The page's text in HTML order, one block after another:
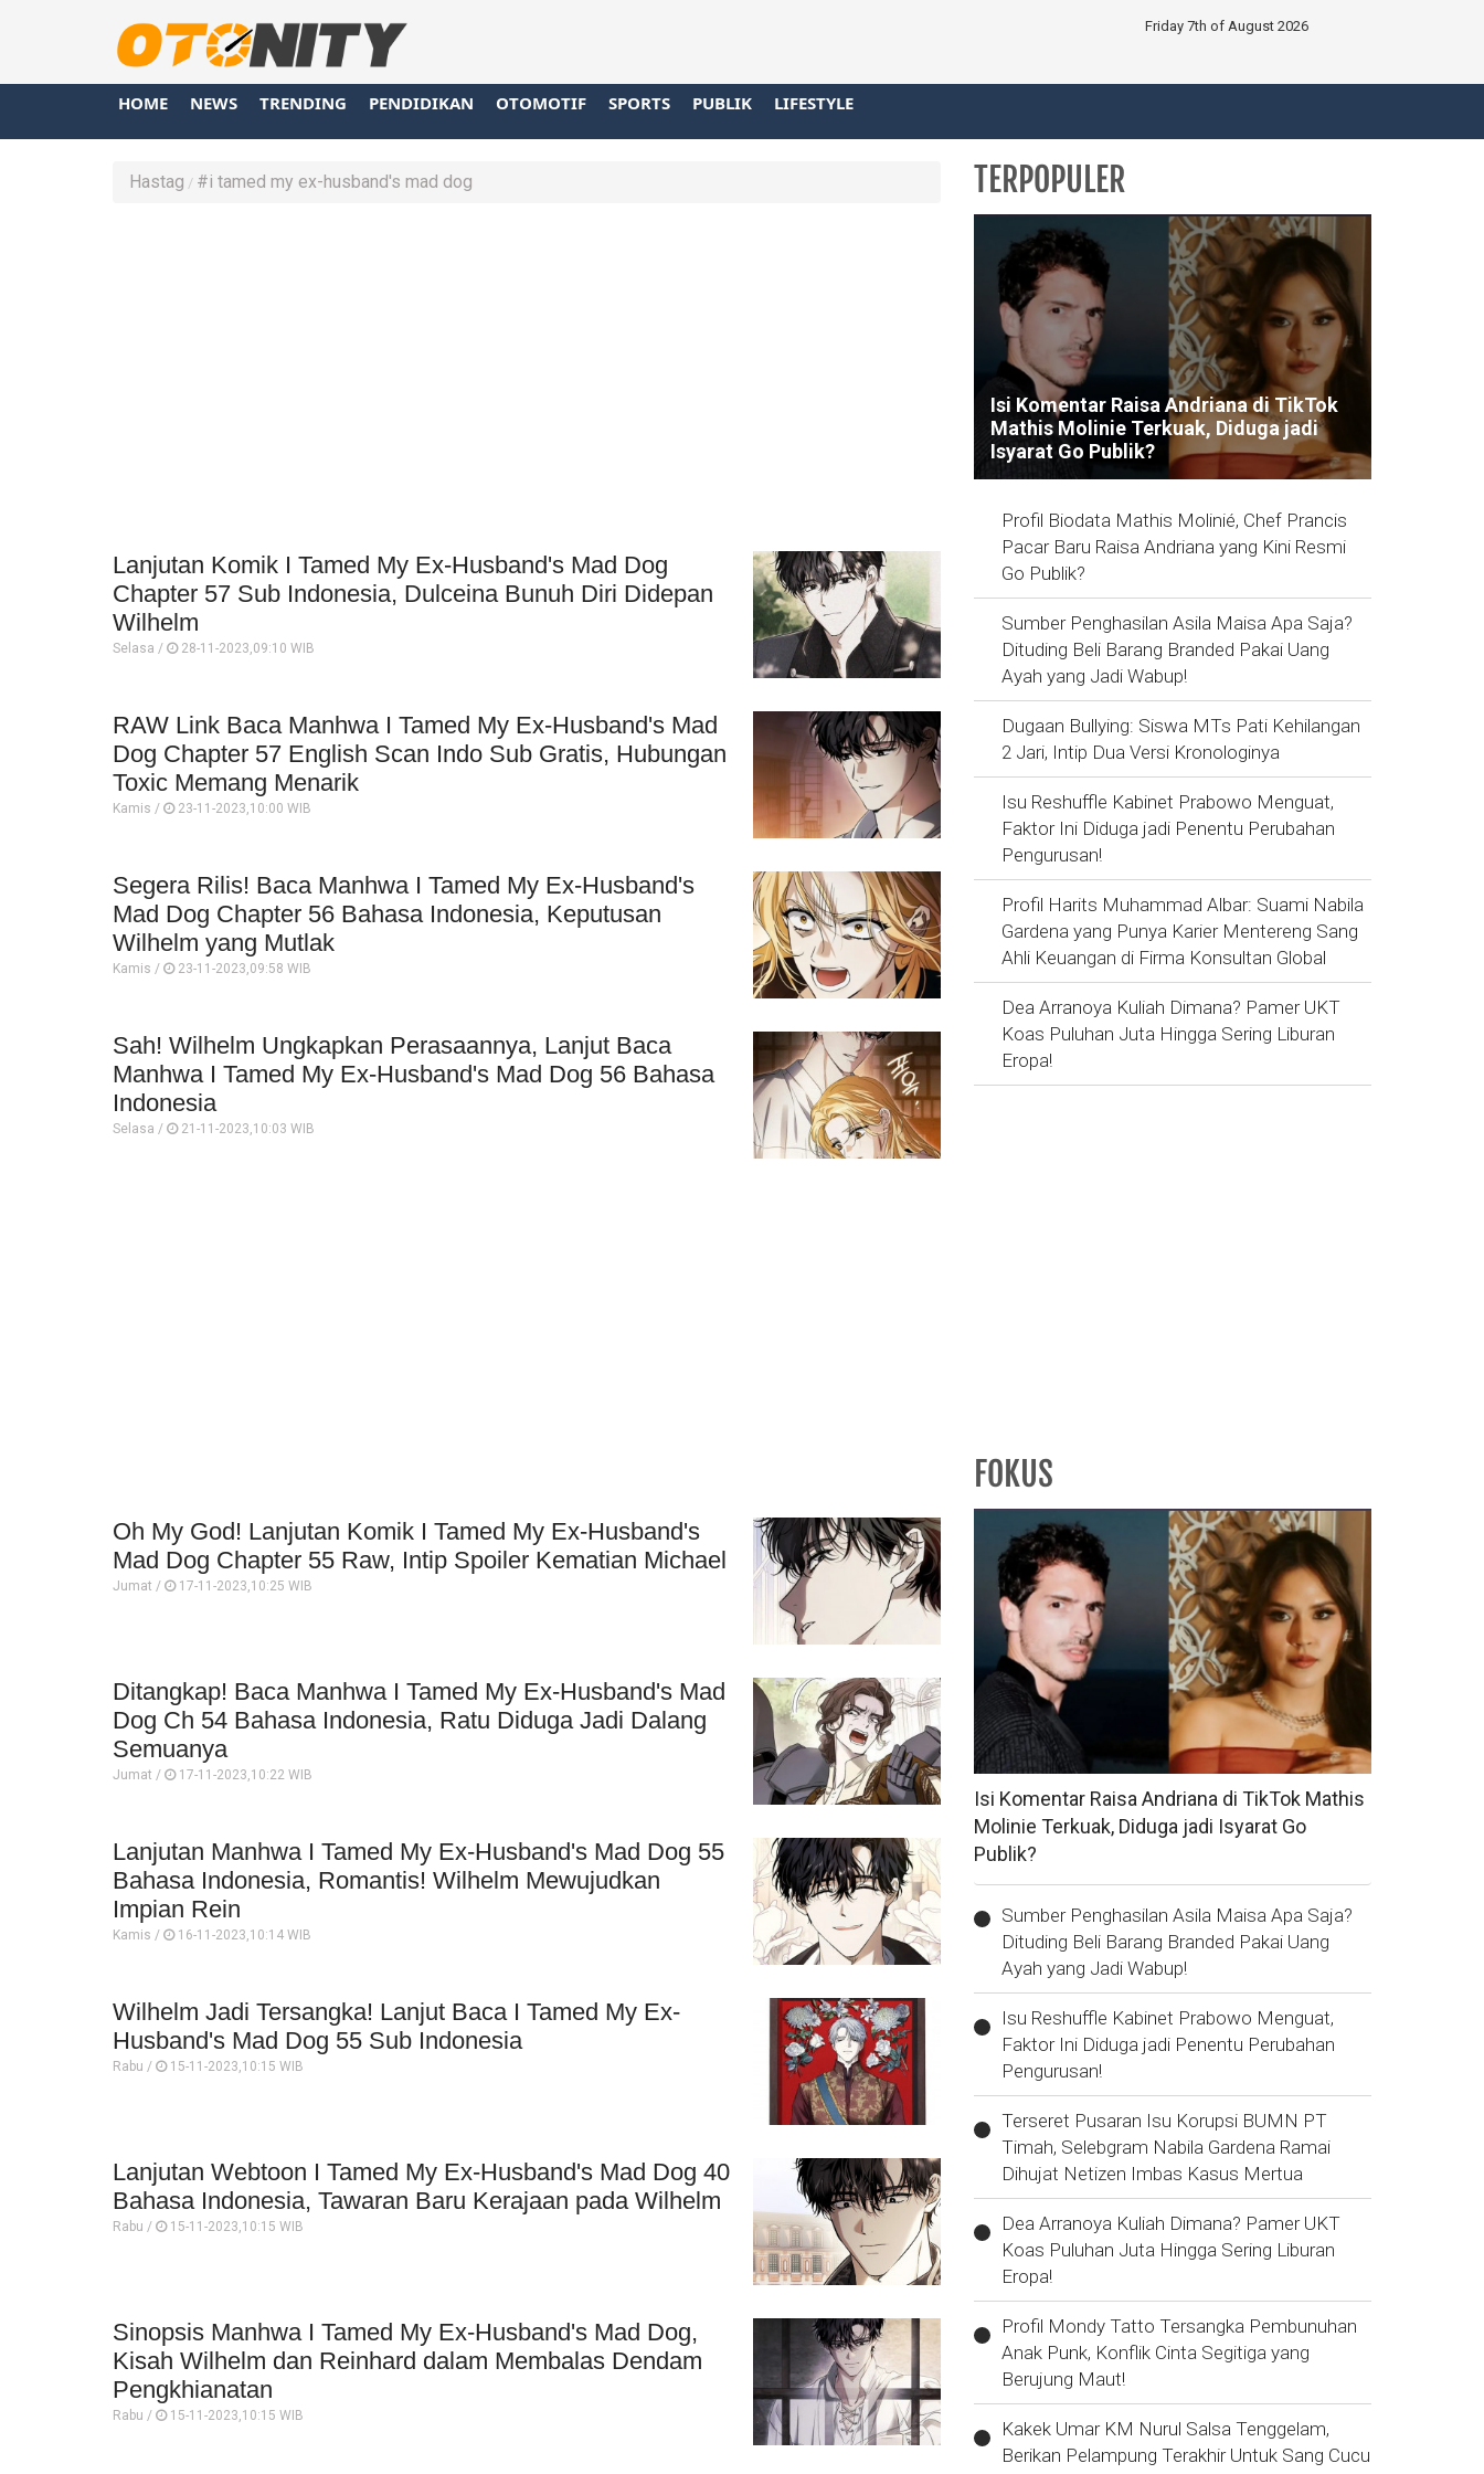
Friday 7th of August 2026
HOME NEWS TRENDING PENDIDIKAN OTOMOTIF SPORTS PUBLIK LIFESTYLE
Hastag #i tamed my ex-husband's mad dog
Lanjutan Komik I Tamed My Ex-Husband's Mad Dog
Chapter 57 Sub Indonesia, Dulceina Bunuh Diri Didepan
Wilhelm
Selasa / 28-11-2023,09:10 WIB
RAW Link Baca Manhwa I Tamed My Ex-Husband's Mad
Dog Chapter 57 English Scan Indo Sub Gratis, Hubungan
Toxic Memang Menarik
Kamis / 23-11-2023,10:00 WIB
Segera Rilis! Baca Manhwa I Tamed My Ex-Husband's
Mad Dog Chapter 56 Bahasa Indonesia, Keputusan
Wilhelm yang Mutlak
Kamis / 23-11-2023,09:58 WIB
Sah! Wilhelm Ungkapkan Perasaannya, Lanjut Baca
Manhwa I Tamed My Ex-Husband's Mad Dog 56 Bahasa
Indonesia
Selasa / 21-11-2023,10:03 WIB
Oh My God! Lanjutan Komik I Tamed My Ex-Husband's
Mad Dog Chapter 55 Raw, Intip Spoiler Kematian Michael
Jumat / 17-11-2023,10:25 WIB
Ditangkap! Baca Manhwa I Tamed My Ex-Husband's Mad
Dog Ch 54 Bahasa Indonesia, Ratu Diduga Jadi Dalang
Semuanya
Jumat / 17-11-2023,10:22 WIB
Lanjutan Manhwa I Tamed My Ex-Husband's Mad Dog 55
Bahasa Indonesia, Romantis! Wilhelm Mewujudkan
Impian Rein
Kamis / 16-11-2023,10:14 WIB
Wilhelm Jadi Tersangka! Lanjut Baca I Tamed My Ex-
Husband's Mad Dog 55 Sub Indonesia
Rabu / 15-11-2023,10:15 WIB
Lanjutan Webtoon I Tamed My Ex-Husband's Mad Dog 40
Bahasa Indonesia, Tawaran Baru Kerajaan pada Wilhelm
Rabu / 15-11-2023,10:15 WIB
Sinopsis Manhwa I Tamed My Ex-Husband's Mad Dog,
Kisah Wilhelm dan Reinhard dalam Membalas Dendam
Pengkhianatan
Rabu / 15-11-2023,10:15 WIB
TERPOPULER
Isi Komentar Raisa Andriana di TikTok
Mathis Molinie Terkuak, Diduga jadi
Isyarat Go Publik?
Profil Biodata Mathis Molinié, Chef Prancis
Pacar Baru Raisa Andriana yang Kini Resmi
Go Publik?
Sumber Penghasilan Asila Maisa Apa Saja?
Dituding Beli Barang Branded Pakai Uang
Ayah yang Jadi Wabup!
Dugaan Bullying: Siswa MTs Pati Kehilangan
2 Jari, Intip Dua Versi Kronologinya
Isu Reshuffle Kabinet Prabowo Menguat,
Faktor Ini Diduga jadi Penentu Perubahan
Pengurusan!
Profil Harits Muhammad Albar: Suami Nabila
Gardena yang Punya Karier Mentereng Sang
Ahli Keuangan di Firma Konsultan Global
Dea Arranoya Kuliah Dimana? Pamer UKT
Koas Puluhan Juta Hingga Sering Liburan
Eropa!
FOKUS
Isi Komentar Raisa Andriana di TikTok Mathis
Molinie Terkuak, Diduga jadi Isyarat Go
Publik?
Sumber Penghasilan Asila Maisa Apa Saja?
Dituding Beli Barang Branded Pakai Uang
Ayah yang Jadi Wabup!
Isu Reshuffle Kabinet Prabowo Menguat,
Faktor Ini Diduga jadi Penentu Perubahan
Pengurusan!
Terseret Pusaran Isu Korupsi BUMN PT
Timah, Selebgram Nabila Gardena Ramai
Dihujat Netizen Imbas Kasus Mertua
Dea Arranoya Kuliah Dimana? Pamer UKT
Koas Puluhan Juta Hingga Sering Liburan
Eropa!
Profil Mondy Tatto Tersangka Pembunuhan
Anak Punk, Konflik Cinta Segitiga yang
Berujung Maut!
Kakek Umar KM Nurul Salsa Tenggelam,
Berikan Pelampung Terakhir Untuk Sang Cucu